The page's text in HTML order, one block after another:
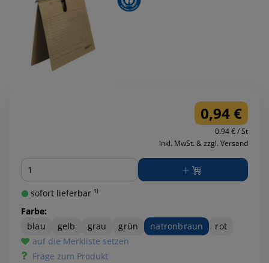
0,94 €
0.94 € / St
inkl. MwSt. & zzgl. Versand
Menge
sofort lieferbar ¹⁾
Farbe:
blau
gelb grau grün natronbraun
rot
auf die Merkliste setzen
Frage zum Produkt